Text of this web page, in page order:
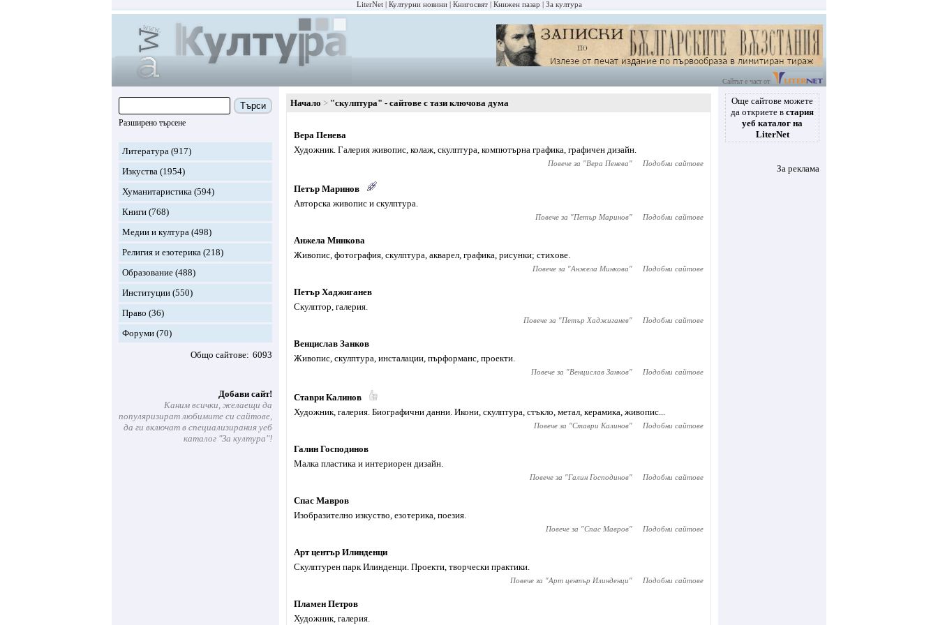
LiterNet Културни новини Книгосвят Книжен пазар За култура
Сайтът е част от
Търси
Разширено търсене
Литература (917)
Изкуства (1954)
Хуманитаристика (594)
Книги (768)
Медии и култура (498)
Религия и езотерика (218)
Образование (488)
Институции (550)
Право (36)
Форуми (70)
Общо сайтове 6093
Добави сайт!
Каним всички, желаещи да
популяризират любимите си сайтове,
да ги включат в специализирания уеб
каталог "За култура"!
Начало "скулптура" - сайтове с тази ключова дума
Вера Пенева
Художник. Галерия живопис, колаж, скулптура, компютърна графика, графичен дизайн.
Повече за "Вера Пенева" Подобни сайтове
Петър Маринов
Авторска живопис и скулптура.
Повече за "Петър Маринов" Подобни сайтове
Анжела Минкова
Живопис, фотография, скулптура, акварел, графика, рисунки; стихове.
Повече за "Анжела Минкова" Подобни сайтове
Петър Хаджиганев
Скулптор, галерия.
Повече за "Петър Хаджиганев" Подобни сайтове
Венцислав Занков
Живопис, скулптура, инсталации, пърформанс, проекти.
Повече за "Венцислав Занков" Подобни сайтове
Ставри Калинов
Художник, галерия. Биографични данни. Икони, скулптура, стъкло, метал, керамика, живопис...
Повече за "Ставри Калинов" Подобни сайтове
Галин Господинов
Малка пластика и интериорен дизайн.
Повече за "Галин Господинов" Подобни сайтове
Спас Мавров
Изобразително изкуство, езотерика, поезия.
Повече за "Спас Мавров" Подобни сайтове
Арт център Илинденци
Скулптурен парк Илинденци. Проекти, творчески практики.
Повече за "Арт център Илинденци" Подобни сайтове
Пламен Петров
Художник, галерия.
Още сайтове можете
да откриете в стария
уеб каталог на
LiterNet
За реклама